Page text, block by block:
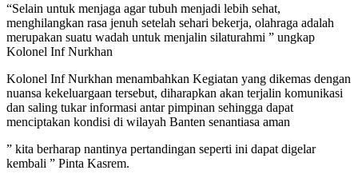
“Selain untuk menjaga agar tubuh menjadi lebih sehat,
menghilangkan rasa jenuh setelah sehari bekerja, olahraga adalah
merupakan suatu wadah untuk menjalin silaturahmi ” ungkap
Kolonel Inf Nurkhan
Kolonel Inf Nurkhan menambahkan Kegiatan yang dikemas dengan
nuansa kekeluargaan tersebut, diharapkan akan terjalin komunikasi
dan saling tukar informasi antar pimpinan sehingga dapat
menciptakan kondisi di wilayah Banten senantiasa aman
” kita berharap nantinya pertandingan seperti ini dapat digelar
kembali ” Pinta Kasrem.